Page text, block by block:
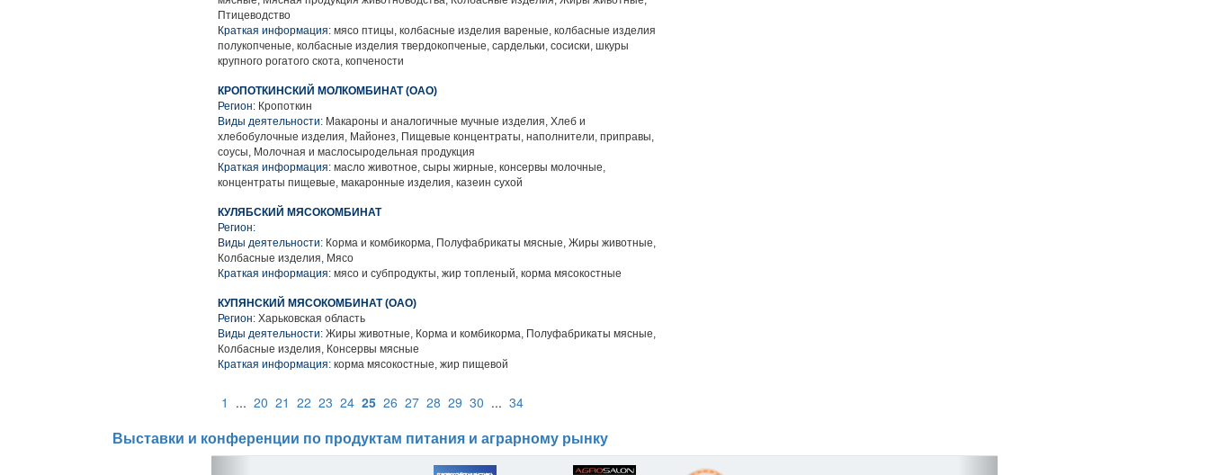
Птицеводство
Краткая информация: мясо птицы, колбасные изделия вареные, колбасные изделия
полукопченые, колбасные изделия твердокопченые, сардельки, сосиски, шкуры
крупного рогатого скота, копчености
КРОПОТКИНСКИЙ МОЛКОМБИНАТ (ОАО)
Регион: Кропоткин
Виды деятельности: Макароны и аналогичные мучные изделия, Хлеб и
хлебобулочные изделия, Майонез, Пищевые концентраты, наполнители, приправы,
соусы, Молочная и маслосыродельная продукция
Краткая информация: масло животное, сыры жирные, консервы молочные,
концентраты пищевые, макаронные изделия, казеин сухой
КУЛЯБСКИЙ МЯСОКОМБИНАТ
Регион:
Виды деятельности: Корма и комбикорма, Полуфабрикаты мясные, Жиры животные,
Колбасные изделия, Мясо
Краткая информация: мясо и субпродукты, жир топленый, корма мясокостные
КУПЯНСКИЙ МЯСОКОМБИНАТ (ОАО)
Регион: Харьковская область
Виды деятельности: Жиры животные, Корма и комбикорма, Полуфабрикаты мясные,
Колбасные изделия, Консервы мясные
Краткая информация: корма мясокостные, жир пищевой
1 ... 20 21 22 23 24 25 26 27 28 29 30 ... 34
Выставки и конференции по продуктам питания и аграрному рынку